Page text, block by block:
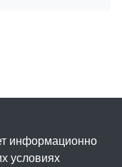
информационно
условиях